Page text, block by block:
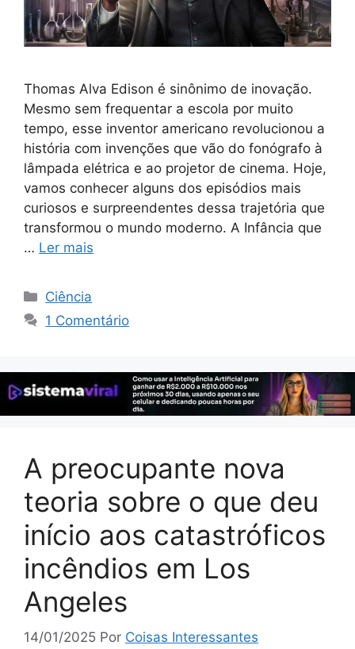
Thomas Alva Edison é sinônimo de inovação.
Mesmo sem frequentar a escola por muito
tempo, esse inventor americano revolucionou a
história com invenções que vão do fonógrafo à
lâmpada elétrica e ao projetor de cinema. Hoje,
vamos conhecer alguns dos episódios mais
curiosos e surpreendentes dessa trajetória que
transformou o mundo moderno. A Infância que
… Ler mais
Categorias
Ciência
1 Comentário
A preocupante nova
teoria sobre o que deu
início aos catastróficos
incêndios em Los
Angeles
14/01/2025 Por Coisas Interessantes